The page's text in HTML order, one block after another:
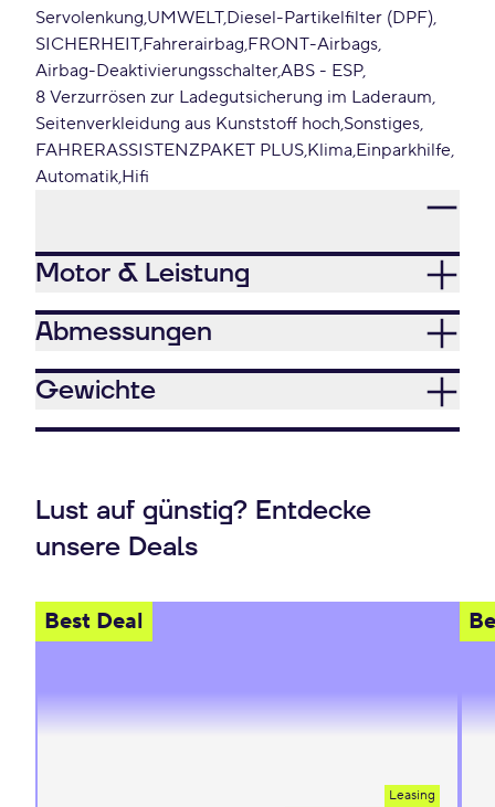
Servolenkung UMWELT Diesel-Partikelfilter (DPF)
SICHERHEIT Fahrerairbag FRONT-Airbags
Airbag-DeaktivierungsschalterABS - ESP
8 Verzurrösen zur Ladegutsicherung im Laderaum
Seitenverkleidung aus Kunststoff hoch Sonstiges
FAHRERASSISTENZPAKET PLUS Klima Einparkhilfe
Automatik Hifi
Motor & Leistung
Abmessungen
Gewichte
Lust auf günstig? Entdecke
unsere Deals
Best Deal
Leasing